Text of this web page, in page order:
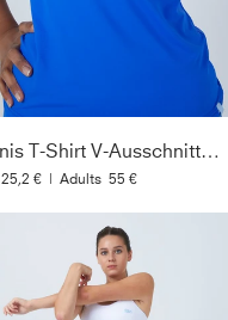
Tennis T-Shirt V-Ausschnitt Damen & Mädchen, kobaltblau
25,2 € | Adults 55 €